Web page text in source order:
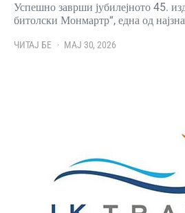
Успешно заврши јубилејното 45.
битолски Монмартр“, една од
ЧИТАЈ БЕ МАЈ 30, 2026